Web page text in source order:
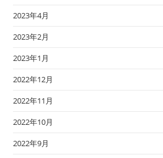
2023年4月
2023年2月
2023年1月
2022年12月
2022年11月
2022年10月
2022年9月